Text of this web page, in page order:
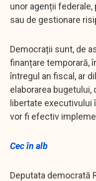
unor agenții
sau de gestionare
Democrații sunt, de
finanțare temporară,
întregul an fiscal, ar
elaborarea
libertate executivului
vor fi efectiv
Cec în alb
Deputata democrată